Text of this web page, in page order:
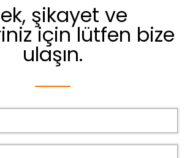
şikayet ve
için lütfen bize
ulaşın.